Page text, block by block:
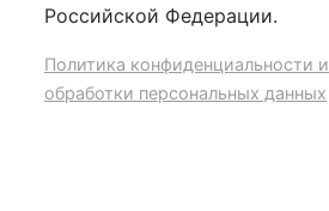
Российской Федерации.
Политика конфиденциальности и
обработки персональных данных